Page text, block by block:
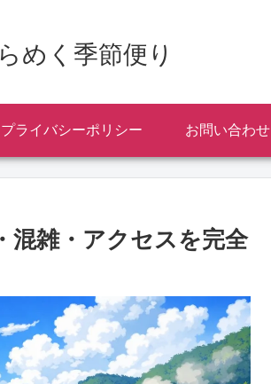
めく季節便り
プライバシーポリシー お問い合わせ
混雑・アクセスを完全